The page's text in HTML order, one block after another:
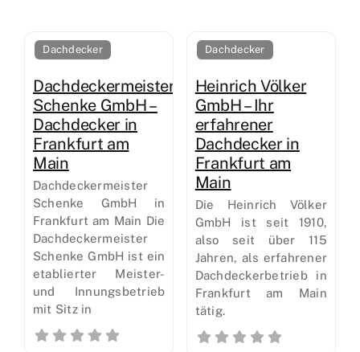
Dachdecker
Dachdeckermeister
Schenke GmbH –
Dachdecker in
Frankfurt am
Main
Dachdeckermeister
Schenke GmbH in
Frankfurt am Main Die
Dachdeckermeister
Schenke GmbH ist ein
etablierter Meister-
und Innungsbetrieb
mit Sitz in
Dachdecker
Heinrich Völker
GmbH – Ihr
erfahrener
Dachdecker in
Frankfurt am
Main
Die Heinrich Völker
GmbH ist seit 1910,
also seit über 115
Jahren, als erfahrener
Dachdeckerbetrieb in
Frankfurt am Main
tätig.